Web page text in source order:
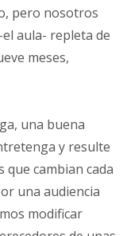
pero nosotros
aula- repleta de
meses,
una buena
y resulte
cambian cada
una audiencia
modificar